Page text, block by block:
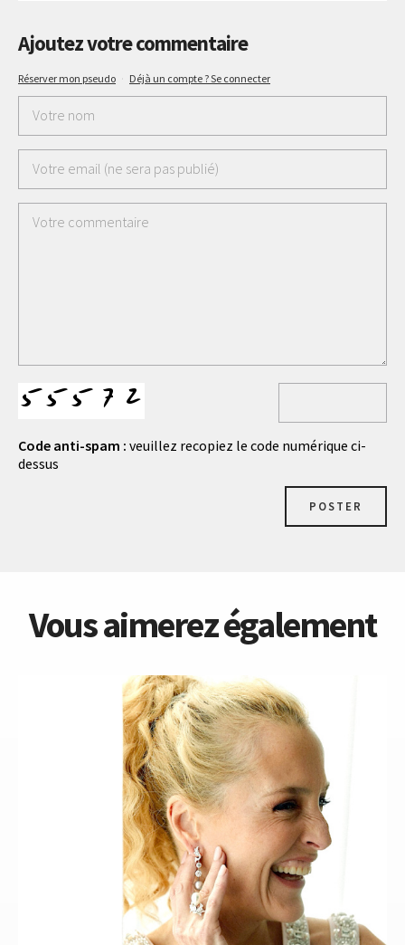
Ajoutez votre commentaire
Réserver mon pseudo · Déjà un compte ? Se connecter
Code anti-spam : veuillez recopiez le code numérique ci-
dessus
POSTER
Vous aimerez également